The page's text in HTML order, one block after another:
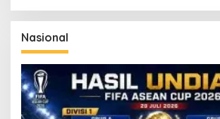
i
u
n
t
u
k
:
Nasional